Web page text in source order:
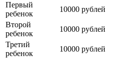
Первый
ребенок
10000 рублей
Второй
ребенок
10000 рублей
Третий
ребенок
10000 рублей